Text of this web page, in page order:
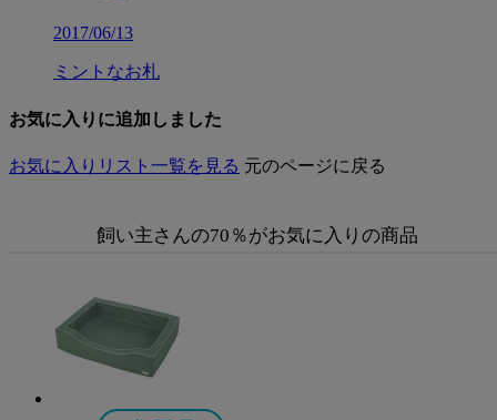
2017/06/13
ミントなお札
お気に入りに追加しました
お気に入りリスト一覧を見る 元のページに戻る
飼い主さんの70％がお気に入りの商品